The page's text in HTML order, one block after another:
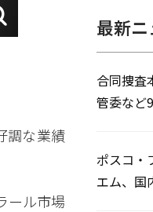
調な業績
ール市場
最新ニ
合同捜査
管委など
ポスコ・
エム、国